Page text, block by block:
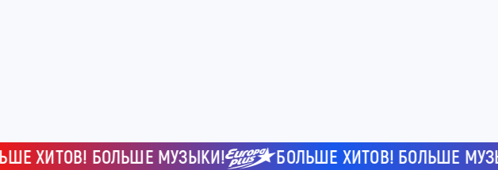
БОЛЬШЕ МУЗЫКИ! БОЛЬШЕ ХИТОВ! БОЛЬШЕ МУЗЫКИ!